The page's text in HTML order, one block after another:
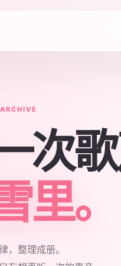
次歌
里。
，整理成册。